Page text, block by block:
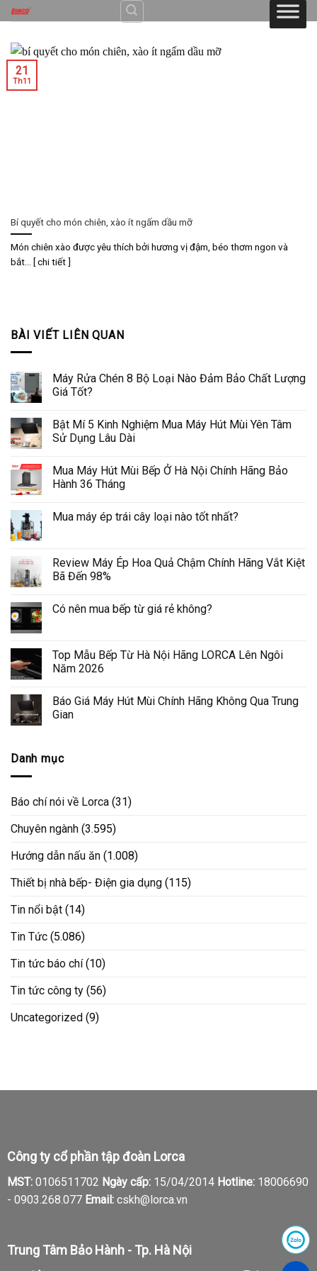
Skip
to
content
Bí quyết cho món chiên, xào ít ngấm dầu mỡ
Món chiên xào được yêu thích bởi hương vị đậm, béo thơm ngon và
bắt... [ chi tiết ]
21
Th11
BÀI VIẾT LIÊN QUAN
Máy Rửa Chén 8 Bộ Loại Nào Đảm Bảo Chất Lượng
Giá Tốt?
Bật Mí 5 Kinh Nghiệm Mua Máy Hút Mùi Yên Tâm
Sử Dụng Lâu Dài
Mua Máy Hút Mùi Bếp Ở Hà Nội Chính Hãng Bảo
Hành 36 Tháng
Mua máy ép trái cây loại nào tốt nhất?
Review Máy Ép Hoa Quả Chậm Chính Hãng Vắt Kiệt
Bã Đến 98%
Có nên mua bếp từ giá rẻ không?
Top Mẫu Bếp Từ Hà Nội Hãng LORCA Lên Ngôi
Năm 2026
Báo Giá Máy Hút Mùi Chính Hãng Không Qua Trung
Gian
Danh mục
Báo chí nói về Lorca (31)
Chuyên ngành (3.595)
Hướng dẫn nấu ăn (1.008)
Thiết bị nhà bếp- Điện gia dụng (115)
Tin nổi bật (14)
Tin Tức (5.086)
Tin tức báo chí(10)
Tin tức công ty (56)
Uncategorized (9)
Công ty cổ phần tập đoàn Lorca
MST:0106511702 Ngày cấp:15/04/2014 Hotline:18006690
- 0903.268.077 Email:cskh@lorca.vn
Trung Tâm Bảo Hành - Tp. Hà Nội